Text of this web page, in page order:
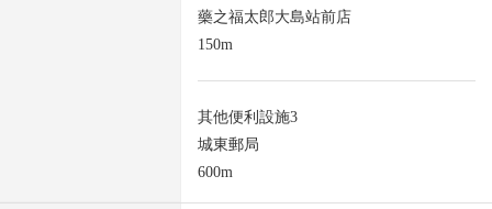
藥之福太郎大島站前店
150m
其他便利設施3
城東郵局
600m